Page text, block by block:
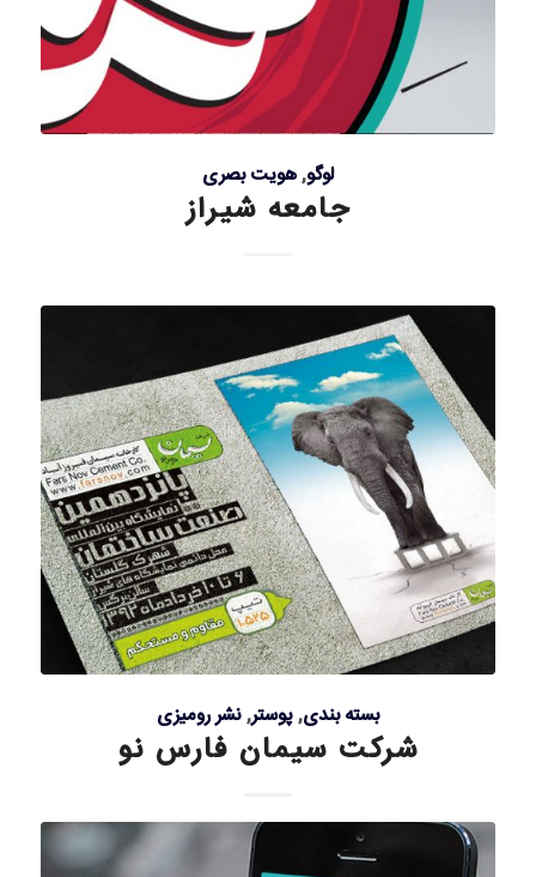
لوگو,هویت بصری
جامعه شیراز
بسته بندی,پوستر,نشر رومیزی
شرکت سیمان فارس نو